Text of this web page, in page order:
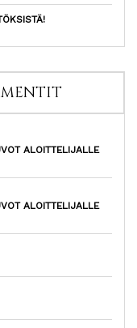
ALOITTELIJALLE
ALOITTELIJALLE